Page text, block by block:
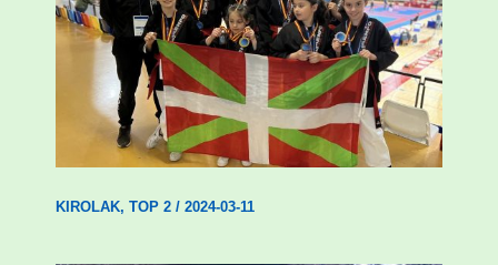
Wadokan garaile Espainiako txapelketan
14 dominarekin
KIROLAK, TOP 2/ 2024-03-11